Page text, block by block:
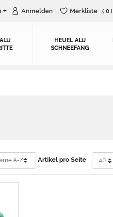
Anmelden Merkliste ( 0 )
HEUEL ALU
SCHNEEFANG
Artikel pro Seite